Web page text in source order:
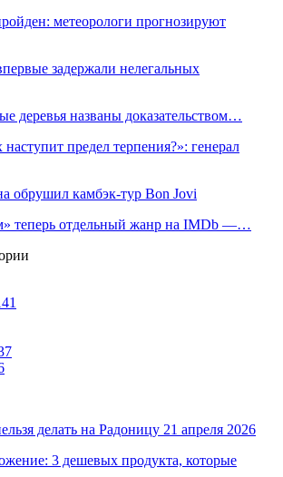
метеорологи прогнозируют
задержали нелегальных
деревья названы доказательством…
наступит предел терпения?»: генерал
обрушил камбэк-тур Bon Jovi
теперь отдельный жанр на IMDb —…
делать на Радоницу 21 апреля 2026
3 дешевых продукта, которые